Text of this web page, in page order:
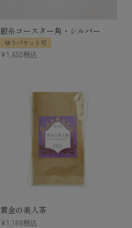
銀糸コースター角・シルバー
ゆうパケット可
¥1,650税込
黄金の美人茶
¥1,188税込